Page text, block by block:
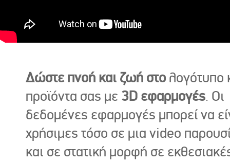
Δώστε πνοή και ζωή στο λογότυπο
προϊόντα σας με 3D εφαρμογές. Οι
δεδομένες εφαρμογές μπορεί να
χρήσιμες τόσο σε μια video
και σε στατική μορφή σε